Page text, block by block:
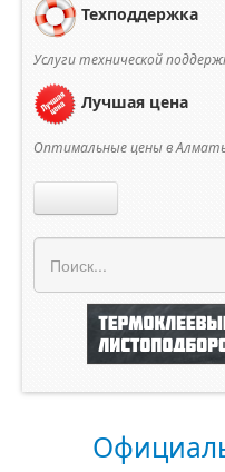
Техподдержка
Услуги технической
Лучшая цена
Оптимальные цены в
Меню магазина
О компании